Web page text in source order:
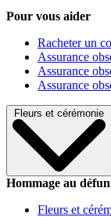
Pour vous aider
Racheter un
Assurance
Assurance
Assurance
Fleurs et cérémonie
Hommage au
Fleurs et